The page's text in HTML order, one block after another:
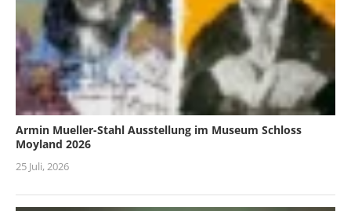
Armin Mueller-Stahl Ausstellung im Museum Schloss
Moyland 2026
25 Juli, 2026